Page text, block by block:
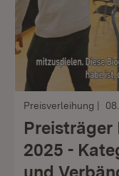
Preisverleihung
2025 -